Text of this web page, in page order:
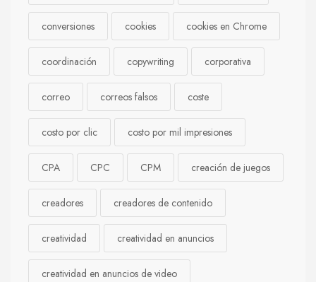
conversiones cookies cookies en Chrome
coordinación copywriting corporativa
correo correos falsos coste
costo por clic costo por mil impresiones
CPA CPC CPM creación de juegos
creadores creadores de contenido
creatividad creatividad en anuncios
creatividad en anuncios de video